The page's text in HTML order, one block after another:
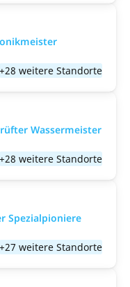
+28 weitere Standorte
Wassermeister
+28 weitere Standorte
Spezialpioniere
+27 weitere Standorte